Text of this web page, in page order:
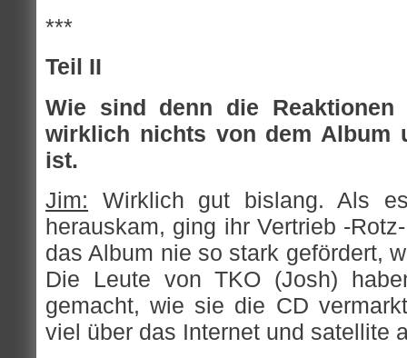
***
Teil II
Wie sind denn die
wirklich nichts von dem Album
ist.
Jim: Wirklich gut bislang. Als
herauskam, ging ihr Vertrieb -
das Album nie so stark gefördert,
Die Leute von TKO (Josh)
gemacht, wie sie die CD
viel über das Internet und satellite